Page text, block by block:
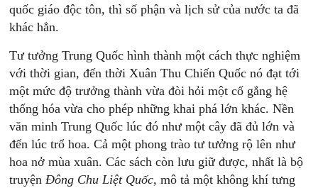
quốc giáo độc tôn, thì số phận và lịch sử của nước ta đã
khác hẳn.
Tư tưởng Trung Quốc hình thành một cách thực nghiệm
với thời gian, đến thời Xuân Thu Chiến Quốc nó đạt tới
một mức độ trưởng thành vừa đòi hỏi một cố gắng hệ
thống hóa vừa cho phép những khai phá lớn khác. Nền
văn minh Trung Quốc lúc đó như một cây đã đủ lớn và
đến lúc trổ hoa. Cả một phong trào tư tưởng rộ lên như
hoa nở mùa xuân. Các sách còn lưu giữ được, nhất là bộ
truyệnĐông Chu Liệt Quốc, mô tả một không khí tưng